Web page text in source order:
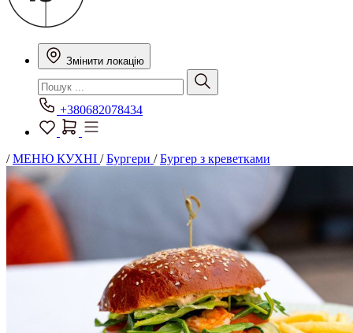
Змінити локацію
+380682078434
/МЕНЮ КУХНІ /Бургери /Бургер з креветками